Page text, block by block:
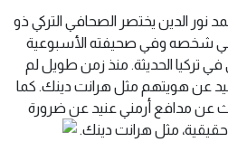
20 ك2/يناير 2007 محمد نور الدين يختصر الصحافي التركي ذو
في شخصه وفي صحيفته الأسبوعية
في تركيا الحديثة. منذ زمن طويل لم
عن هويتهم مثل هرانت دينك. كما
عن مدافع أرمني عنيد عن ضرورة
مثل هرانت دينك.